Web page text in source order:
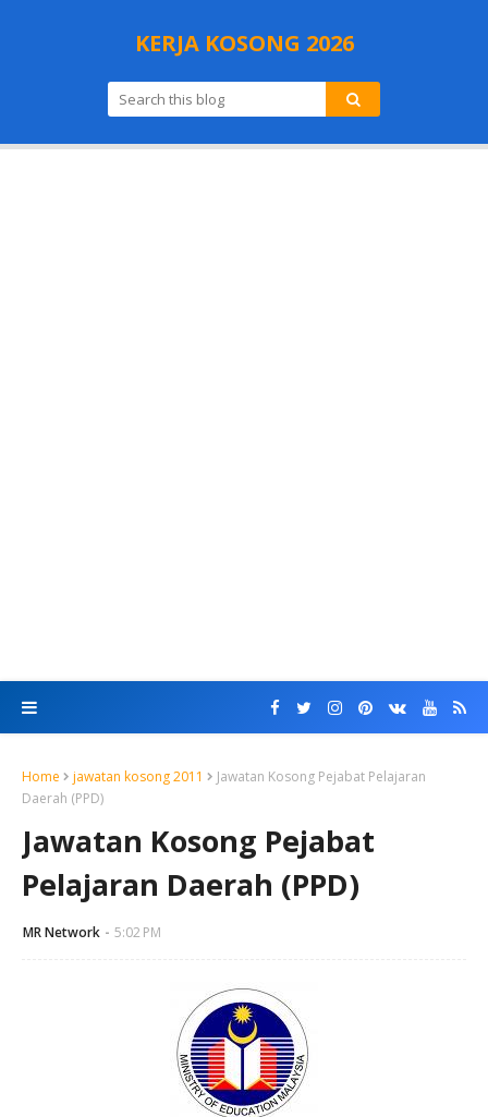
KERJA KOSONG 2026
Home jawatan kosong 2011
Jawatan Kosong Pejabat Pelajaran
Daerah (PPD)
Jawatan Kosong Pejabat
Pelajaran Daerah (PPD)
MR Network 5:02 PM